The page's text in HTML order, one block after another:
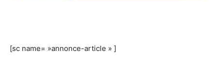
[sc name= »annonce-article » ]